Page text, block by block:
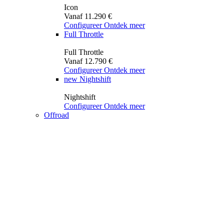
Icon
Vanaf 11.290 €
Configureer Ontdek meer
Full Throttle
Full Throttle
Vanaf 12.790 €
Configureer Ontdek meer
new Nightshift
Nightshift
Configureer Ontdek meer
Offroad